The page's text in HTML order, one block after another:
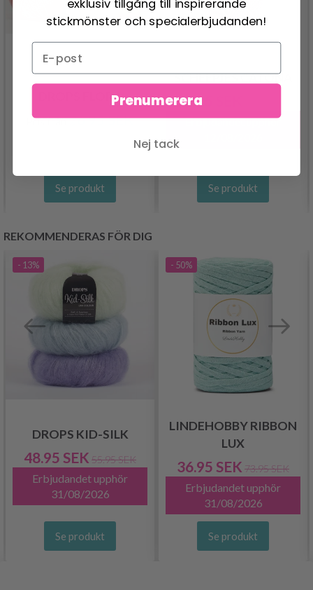
DROPS FLORA
Pris från26.95 SEK
Se produkt
SCHEEPJES CATONA
24.95 SEK
Erbjudandet upphör
Se produkt
REKOMMENDERAS FÖR DIG
- 13%
DROPS KID-SILK
48.95 SEK 55.95 SEK
Erbjudandet upphör
31/08/2026
Se produkt
- 50%
LINDEHOBBY RIBBON
LUX
36.95 SEK 73.95 SEK
Erbjudandet upphör
31/08/2026
Se produkt
exklusiv tillgång till inspirerande
stickmönster och specialerbjudanden!
Prenumerera
Nej tack